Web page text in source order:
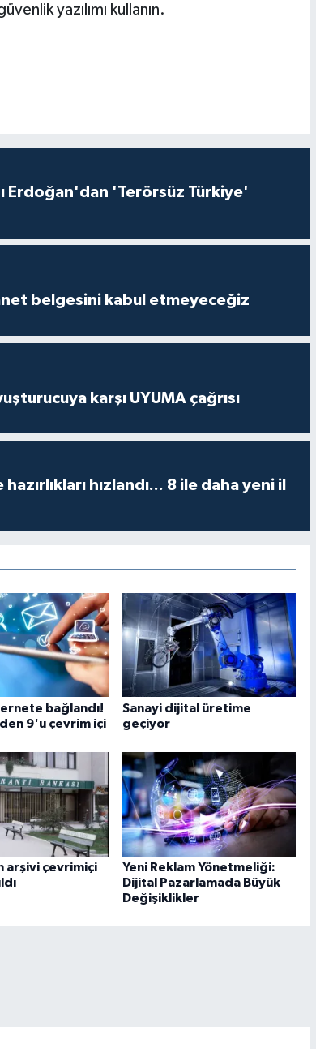
yazılımı kullanın.
Erdoğan'dan 'Terörsüz Türkiye'
belgesini kabul etmeyeceğiz
karşı UYUMA çağrısı
hızlandı... 8 ile daha yeni il
bağlandı!
9'u çevrim içi
Sanayi dijital üretime
geçiyor
arşivi çevrimiçi
Yeni Reklam Yönetmeliği:
Dijital Pazarlamada Büyük
Değişiklikler